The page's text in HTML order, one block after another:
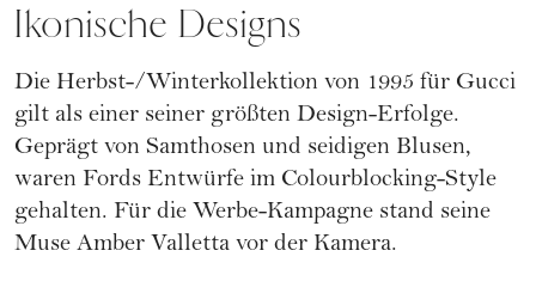
Ikonische Designs
Die Herbst-/Winterkollektion von 1995 für Gucci
gilt als einer seiner größten Design-Erfolge.
Geprägt von Samthosen und seidigen Blusen,
waren Fords Entwürfe im Colourblocking-Style
gehalten. Für die Werbe-Kampagne stand seine
Muse Amber Valletta vor der Kamera.